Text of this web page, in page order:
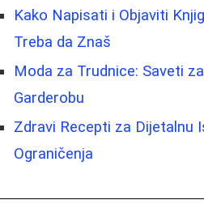
Kako Napisati i Objaviti
Treba da Znaš
Moda za Trudnice: Saveti
Garderobu
Zdravi Recepti za Dijetalnu
Ograničenja